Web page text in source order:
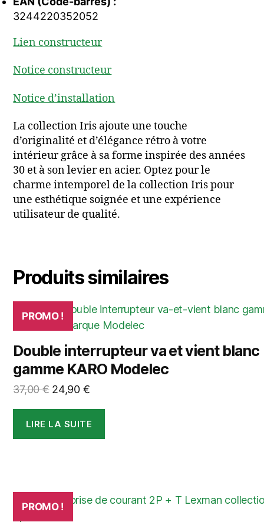
3244220352052
Lien constructeur
Notice constructeur
Notice d’installation
La collection Iris ajoute une touche
d’originalité et d’élégance rétro à votre
intérieur grâce à sa forme inspirée des années
30 et à son levier en acier. Optez pour le
charme intemporel de la collection Iris pour
une esthétique soignée et une expérience
utilisateur de qualité.
Produits similaires
PROMO !
Double interrupteur va et vient blanc
gamme KARO Modelec
37,00€ Le
initial
était :
24,90 €Le
actuel
est :
LIRE LA SUITE
PROMO !